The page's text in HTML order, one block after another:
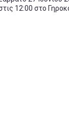
12:00 στο